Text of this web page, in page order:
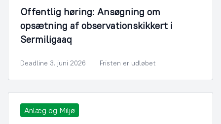
Offentlig høring: Ansøgning om
opsætning af observationskikkert i
Sermiligaaq
Deadline 3. juni 2026 Fristen er udløbet
Anlæg og Miljø